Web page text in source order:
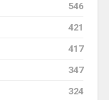
546
421
417
347
324